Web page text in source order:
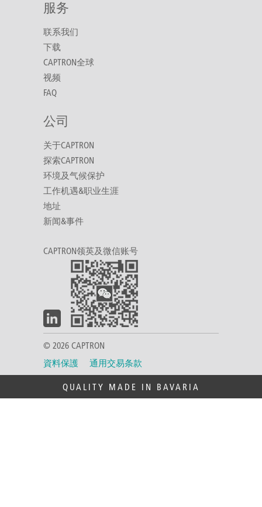
服务
联系我们
下载
CAPTRON全球
视频
FAQ
公司
关于CAPTRON
探索CAPTRON
环境及气候保护
工作机遇&职业生涯
地址
新闻&事件
CAPTRON领英及微信账号
© 2026 CAPTRON
資料保護
通用交易条款
QUALITY MADE IN BAVARIA